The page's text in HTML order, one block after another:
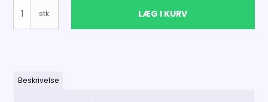
stk. LÆG I KURV
Beskrivelse